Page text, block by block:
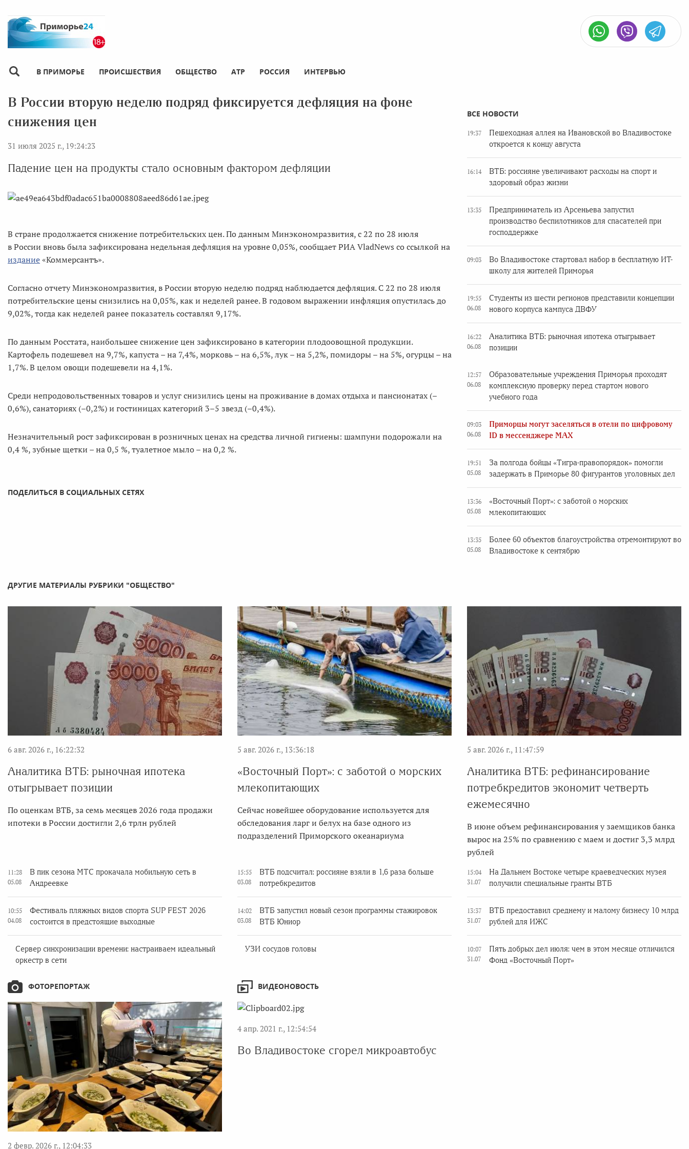
В ПРИМОРЬЕ ПРОИСШЕСТВИЯ ОБЩЕСТВО АТР РОССИЯ ИНТЕРВЬЮ
В России вторую неделю подряд фиксируется дефляция на фоне
снижения цен
31 июля 2025 г., 19:24:23
Падение цен на продукты стало основным фактором дефляции
В стране продолжается снижение потребительских цен. По данным Минэкономразвития, с 22 по 28 июля
в России вновь была зафиксирована недельная дефляция на уровне 0,05%, сообщает РИА VladNews со ссылкой на
издание«Коммерсантъ».
Согласно отчету Минэкономразвития, в России вторую неделю подряд наблюдается дефляция. С 22 по 28 июля
потребительские цены снизились на 0,05%, как и неделей ранее. В годовом выражении инфляция опустилась до
9,02%, тогда как неделей ранее показатель составлял 9,17%.
По данным Росстата, наибольшее снижение цен зафиксировано в категории плодоовощной продукции.
Картофель подешевел на 9,7%, капуста – на 7,4%, морковь – на 6,5%, лук – на 5,2%, помидоры – на 5%, огурцы – на
1,7%. В целом овощи подешевели на 4,1%.
Среди непродовольственных товаров и услуг снизились цены на проживание в домах отдыха и пансионатах (–
0,6%), санаториях (–0,2%) и гостиницах категорий 3–5 звезд (–0,4%).
Незначительный рост зафиксирован в розничных ценах на средства личной гигиены: шампуни подорожали на
0,4 %, зубные щетки – на 0,5 %, туалетное мыло – на 0,2 %.
ПОДЕЛИТЬСЯ В СОЦИАЛЬНЫХ СЕТЯХ
ВСЕ НОВОСТИ
19:37
Пешеходная аллея на Ивановской во Владивостоке
откроется к концу августа
16:14
ВТБ: россияне увеличивают расходы на спорт и
здоровый образ жизни
13:35
Предприниматель из Арсеньева запустил
производство беспилотников для спасателей при
господдержке
09:03
Во Владивостоке стартовал набор в бесплатную ИТ-
школу для жителей Приморья
19:55
06.08
Студенты из шести регионов представили концепции
нового корпуса кампуса ДВФУ
16:22
06.08
Аналитика ВТБ: рыночная ипотека отыгрывает
позиции
12:57
06.08
Образовательные учреждения Приморья проходят
комплексную проверку перед стартом нового
учебного года
09:03
06.08
Приморцы могут заселяться в отели по цифровому
ID в мессенджере MAX
19:51
05.08
За полгода бойцы «Тигра-правопорядок» помогли
задержать в Приморье 80 фигурантов уголовных дел
13:36
05.08
«Восточный Порт»: с заботой о морских
млекопитающих
13:35
05.08
Более 60 объектов благоустройства отремонтируют во
Владивостоке к сентябрю
ДРУГИЕ МАТЕРИАЛЫ РУБРИКИ "ОБЩЕСТВО"
6 авг. 2026 г., 16:22:32
Аналитика ВТБ: рыночная ипотека
отыгрывает позиции
По оценкам ВТБ, за семь месяцев 2026 года продажи
ипотеки в России достигли 2,6 трлн рублей
5 авг. 2026 г., 13:36:18
«Восточный Порт»: с заботой о морских
млекопитающих
Сейчас новейшее оборудование используется для
обследования ларг и белух на базе одного из
подразделений Приморского океанариума
5 авг. 2026 г., 11:47:59
Аналитика ВТБ: рефинансирование
потребкредитов экономит четверть
ежемесячно
В июне объем рефинансирования у заемщиков банка
вырос на 25% по сравнению с маем и достиг 3,3 млрд
рублей
11:28
05.08
В пик сезона МТС прокачала мобильную сеть в
Андреевке
10:55
04.08
Фестиваль пляжных видов спорта SUP FEST 2026
состоится в предстоящие выходные
Сервер синхронизации времени: настраиваем идеальный
оркестр в сети
15:55
03.08
ВТБ подсчитал: россияне взяли в 1,6 раза больше
потребкредитов
14:02
03.08
ВТБ запустил новый сезон программы стажировок
ВТБ Юниор
УЗИ сосудов головы
15:04
31.07
На Дальнем Востоке четыре краеведческих музея
получили специальные гранты ВТБ
13:37
31.07
ВТБ предоставил среднему и малому бизнесу 10 млрд
рублей для ИЖС
10:07
31.07
Пять добрых дел июля: чем в этом месяце отличился
Фонд «Восточный Порт»
ФОТОРЕПОРТАЖ
2 февр. 2026 г., 12:04:33
ВИДЕОНОВОСТЬ
4 апр. 2021 г., 12:54:54
Во Владивостоке сгорел микроавтобус